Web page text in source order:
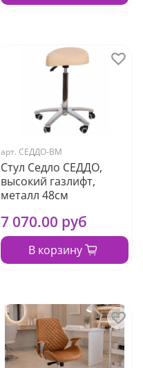
арт. СЕДДО-ВМ
Стул Седло СЕДДО,
высокий газлифт,
металл 48см
7 070.00 руб
В корзину